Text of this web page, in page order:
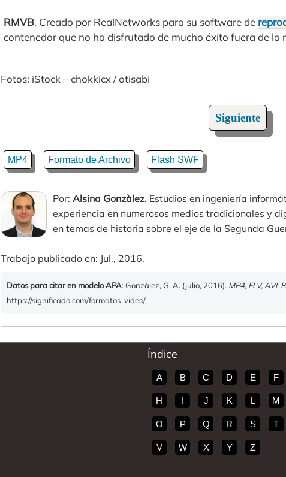
RMVB. Creado por RealNetworks para su software de
contenedor que no ha disfrutado de mucho éxito fuera de la
Fotos: iStock – chokkicx / otisabi
Siguiente
MP4 Formato de Archivo Flash SWF
Por: Alsina Gonzàlez. Estudios en ingeniería
experiencia en numerosos medios tradicionales y
en temas de historia sobre el eje de la Segunda
Trabajo publicado en: Jul., 2016.
Datos para citar en modelo APA: Gonzàlez, G. A. (julio, 2016). MP4, FLV, AVI,
https://significado.com/formatos-video/
Índice
A B C D E F
H J K L M
O P Q R S T
V W X Y Z